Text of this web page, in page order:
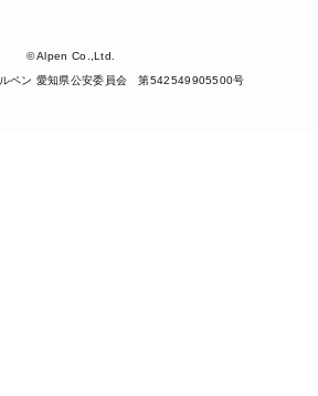
© Alpen Co.,Ltd.
ペン 愛知県公安委員会 第542549905500号